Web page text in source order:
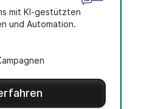
mit KI-gestützten
und Automation.